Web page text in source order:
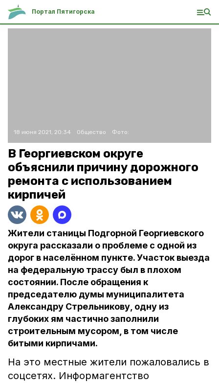
Портал Пятигорска
18 июня 2021, 20:34 Общество Фото:
В Георгиевском округе
объяснили причину дорожного
ремонта с использованием
кирпичей
Жители станицы Подгорной Георгиевского
округа рассказали о проблеме с одной из
дорог в населённом пункте. Участок выезда
на федеральную трассу был в плохом
состоянии. После обращения к
председателю думы муниципалитета
Александру Стрельникову, одну из
глубоких ям частично заполнили
строительным мусором, в том числе
битыми кирпичами.
На это местные жители пожаловались в
соцсетях. Информагентство